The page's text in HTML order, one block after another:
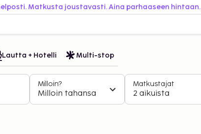
Matkusta joustavasti. Aina parhaaseen hintaan.
Lautta + Hotelli Multi-stop
Milloin?
Milloin tahansa
Matkustajat
2 aikuista